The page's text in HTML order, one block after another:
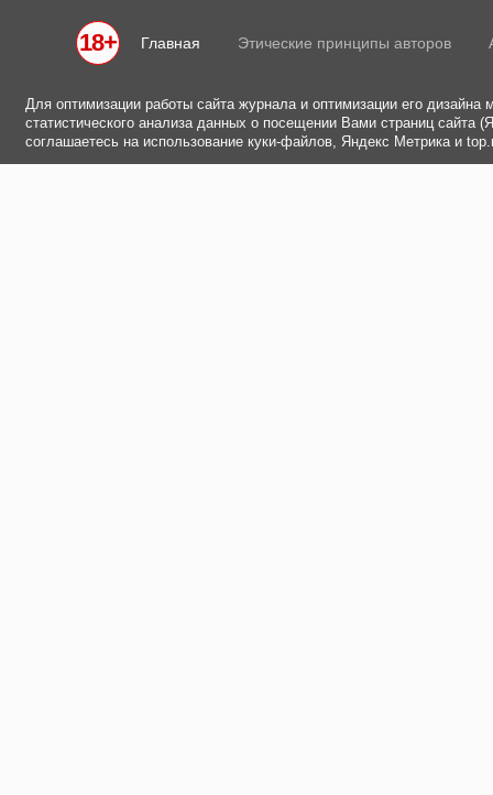
18+ Главная Этические принципы авторов
Для оптимизации работы сайта журнала и оптимизации его
статистического анализа данных о посещении Вами страниц
соглашаетесь на использование куки-файлов, Яндекс Метрика и